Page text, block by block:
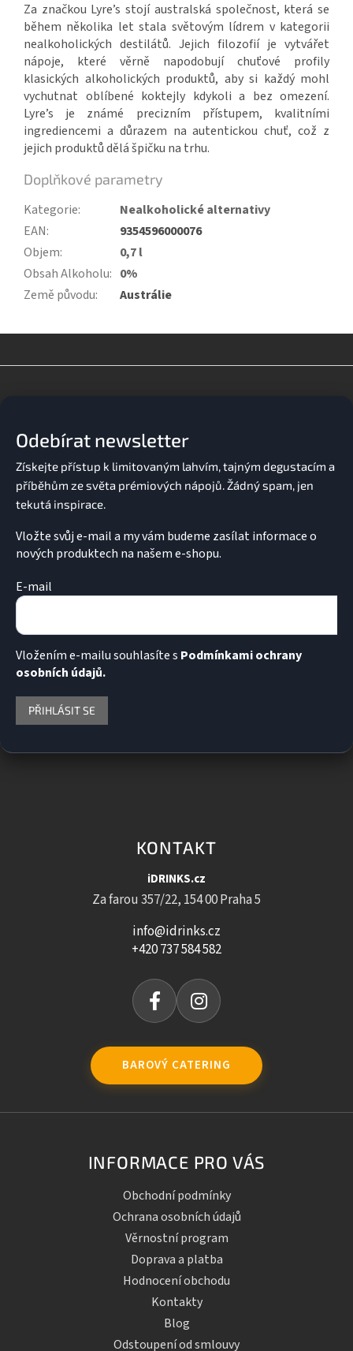
Za značkou Lyre’s stojí australská společnost, která se
během několika let stala světovým lídrem v kategorii
nealkoholických destilátů. Jejich filozofií je vytvářet
nápoje, které věrně napodobují chuťové profily
klasických alkoholických produktů, aby si každý mohl
vychutnat oblíbené koktejly kdykoli a bez omezení.
Lyre’s je známé precizním přístupem, kvalitními
ingrediencemi a důrazem na autentickou chuť, což z
jejich produktů dělá špičku na trhu.
Doplňkové parametry
Kategorie:
Nealkoholické alternativy
EAN:
9354596000076
Objem:
0,7 l
Obsah Alkoholu: 0%
Země původu: Austrálie
Odebírat newsletter
Vložte svůj e-mail a my vám budeme zasílat informace o
nových produktech na našem e-shopu.
E-mail
Vložením e-mailu souhlasíte s Podmínkami ochrany
osobních údajů.
PŘIHLÁSIT SE
KONTAKT
iDRINKS.cz
Za farou 357/22, 154 00 Praha 5
info@idrinks.cz
+420 737 584 582
BAROVÝ CATERING
INFORMACE PRO VÁS
Obchodní podmínky
Ochrana osobních údajů
Věrnostní program
Doprava a platba
Hodnocení obchodu
Kontakty
Blog
Odstoupení od smlouvy